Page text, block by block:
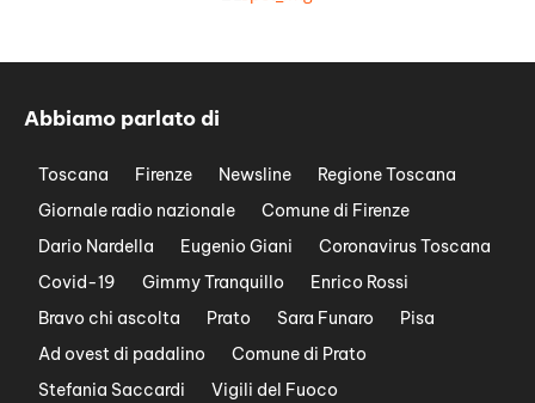
Abbiamo parlato di
Toscana Firenze Newsline
Regione Toscana
Giornale radio nazionale
Comune di Firenze
Dario Nardella
Eugenio Giani
Coronavirus Toscana
Covid-19
Gimmy Tranquillo
Enrico Rossi
Bravo chi ascolta
Prato Sara Funaro
Pisa
Ad ovest di padalino
Comune di Prato
Stefania Saccardi
Vigili del Fuoco